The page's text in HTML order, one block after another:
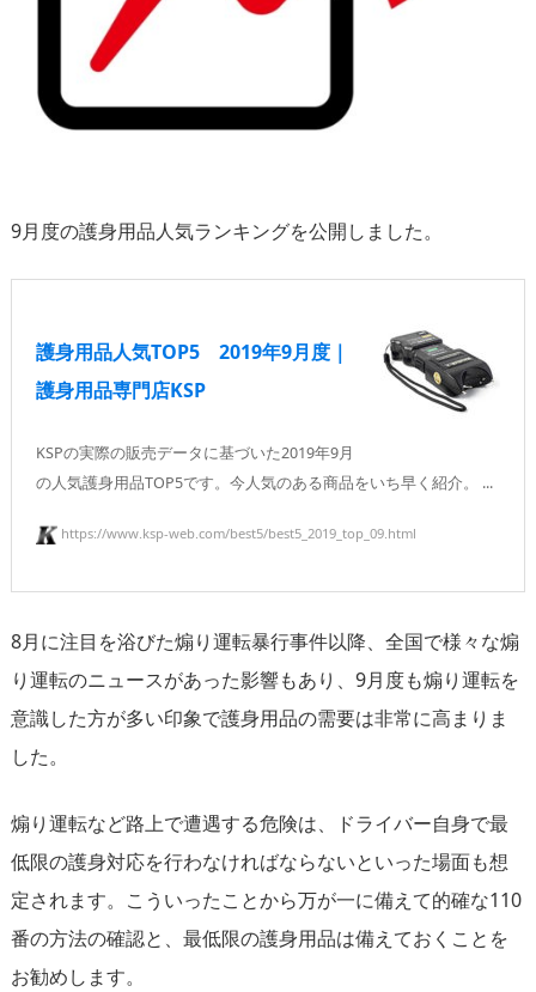
9月度の護身用品人気ランキングを公開しました。
護身用品人気TOP5 2019年9月度｜
護身用品専門店KSP
KSPの実際の販売データに基づいた2019年9月
の人気護身用品TOP5です。今人気のある商品をいち早く紹介。 ...
https://www.ksp-web.com/best5/best5_2019_top_09.html
8月に注目を浴びた煽り運転暴行事件以降、全国で様々な煽
り運転のニュースがあった影響もあり、9月度も煽り運転を
意識した方が多い印象で護身用品の需要は非常に高まりま
した。
煽り運転など路上で遭遇する危険は、ドライバー自身で最
低限の護身対応を行わなければならないといった場面も想
定されます。こういったことから万が一に備えて的確な110
番の方法の確認と、最低限の護身用品は備えておくことを
お勧めします。